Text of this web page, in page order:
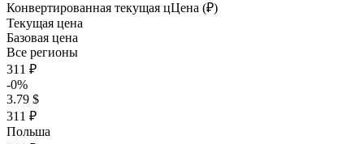
Конвертированная текущая цЦена (₽)
Текущая цена
Базовая цена
Все регионы
311 ₽
-0%
3.79 $
311 ₽
Польша